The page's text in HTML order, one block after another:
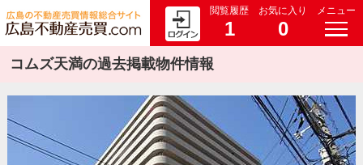
閲覧履歴
1
お気に入り
0
メニュー
コムズ天満の過去掲載物件情報